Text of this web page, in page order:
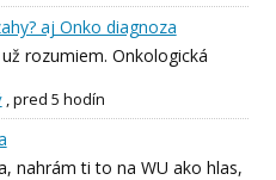
aj Onko diagnoza
rozumiem. Onkologická
,pred 5 hodín
nahrám ti to na WU ako hlas,